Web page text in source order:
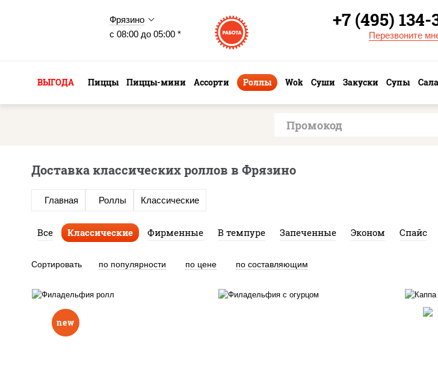
Фрязино
с 08:00 до 05:00 *
+7 (495) 134-
Перезвоните
ВЫГОДА Пиццы Пиццы-мини Ассорти Роллы Wok Суши Закуски Супы
Доставка классических роллов в Фрязино
Главная Роллы Классические
Все Классические Фирменные В темпуре Запеченные Эконом Спайс
Сортировать по популярности по цене по составляющим
new